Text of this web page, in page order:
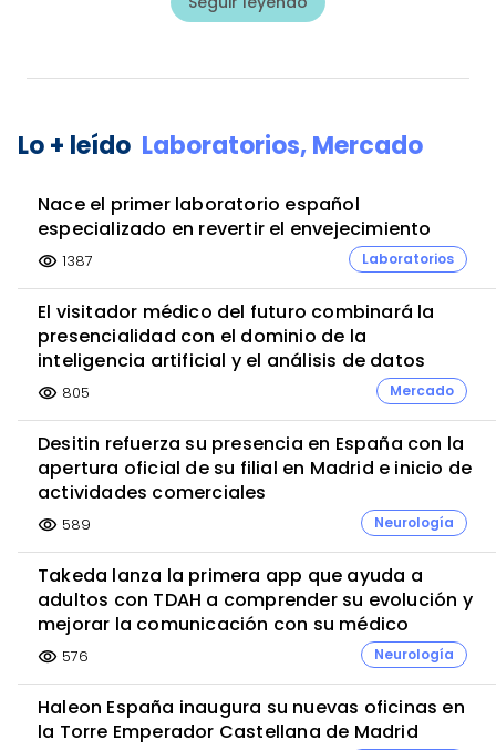
Lo + leído Laboratorios,Mercado
Nace el primer laboratorio español
especializado en revertir el envejecimiento
visibility 1387 Laboratorios
El visitador médico del futuro combinará la
presencialidad con el dominio de la
inteligencia artificial y el análisis de datos
visibility 805 Mercado
Desitin refuerza su presencia en España con la
apertura oficial de su filial en Madrid e inicio de
actividades comerciales
visibility 589 Neurología
Takeda lanza la primera app que ayuda a
adultos con TDAH a comprender su evolución y
mejorar la comunicación con su médico
visibility 576 Neurología
Haleon España inaugura su nuevas oficinas en
la Torre Emperador Castellana de Madrid